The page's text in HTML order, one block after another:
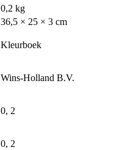
0,2 kg
36,5 × 25 × 3 cm
Kleurboek
Wins-Holland B.V.
0, 2
0, 2